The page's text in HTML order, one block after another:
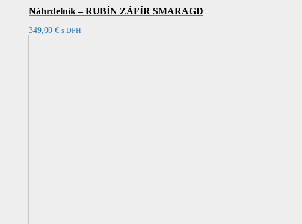
Náhrdelník – RUBÍN ZÁFÍR SMARAGD
349,00 € s DPH